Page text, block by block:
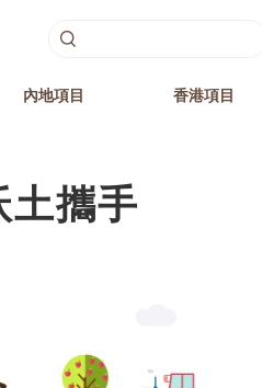
內地項目 香港項目
土攜手